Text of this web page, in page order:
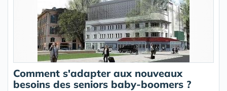
Comment s'adapter aux nouveaux
besoins des seniors baby-boomers ?